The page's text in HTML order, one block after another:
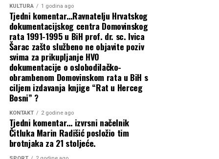
Povezane vijesti
„Oluja“ – temelj hrvatske slobode i
prekretnica na putu prema miru u BiH,
pobjeda koja je promijenila tijek povijesti
Filipović: Ustavna ravnopravnost i
institucionalni dijalog ključni za europski
napredak BiH
Međužupanijska suradnja temelj novih
KULTURA 1 godina ago
Tjedni komentar…Ravnatelju Hrvatskog
dokumentacijskog centra Domovinskog
rata 1991-1995 u BiH prof. dr. sc. Ivica
Šarac zašto službeno ne objavite poziv
svima za prikupljanje HVO
dokumentacije o oslobodilačko-
obrambenom Domovinskom rata u BiH s
ciljem izdavanja knjige “Rat u Herceg
Bosni” ?
KONTAKT 2 godine ago
Tjedni komentar… izvrsni načelnik
Čitluka Marin Radišić posložio tim
brotnjaka za 21 stoljeće.